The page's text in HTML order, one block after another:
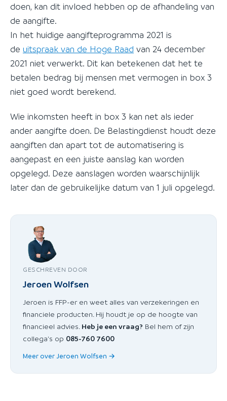
doen, kan dit invloed hebben op de afhandeling van
de aangifte.
In het huidige aangifteprogramma 2021 is
de uitspraak van de Hoge Raad van 24 december
2021 niet verwerkt. Dit kan betekenen dat het te
betalen bedrag bij mensen met vermogen in box 3
niet goed wordt berekend.
Wie inkomsten heeft in box 3 kan net als ieder
ander aangifte doen. De Belastingdienst houdt deze
aangiften dan apart tot de automatisering is
aangepast en een juiste aanslag kan worden
opgelegd. Deze aanslagen worden waarschijnlijk
later dan de gebruikelijke datum van 1 juli opgelegd.
GESCHREVEN DOOR
Jeroen Wolfsen
Jeroen is FFP-er en weet alles van verzekeringen en
financiele producten. Hij houdt je op de hoogte van
financieel advies. Heb je een vraag? Bel hem of zijn
collega's op 085-760 7600
Meer over Jeroen Wolfsen →